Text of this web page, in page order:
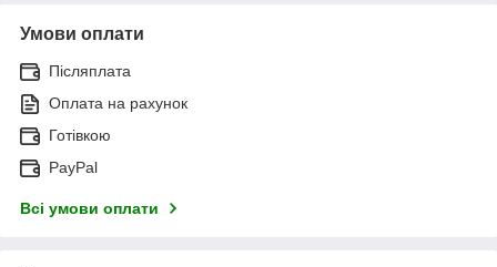
Умови оплати
Післяплата
Оплата на рахунок
Готівкою
PayPal
Всі умови оплати